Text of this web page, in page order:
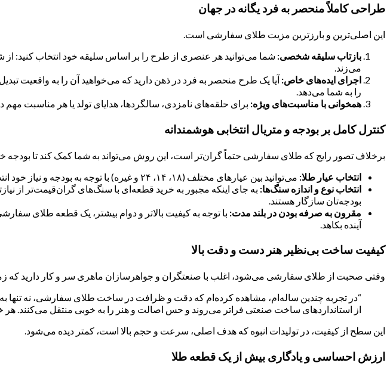
طراحی کاملاً منحصر به فرد یگانه در جهان
این اصلی‌ترین و بارزترین مزیت طلای سفارشی است.
بازتاب سلیقه شخصی: شما می‌توانید هر عنصری از طرح را بر اساس سلیقه خود انتخاب کنید: از
می‌زند.
اجرای ایده‌های خاص: آیا یک طرح منحصر به فرد در ذهن دارید که می‌خواهید آن را به واقعیت
را به شما می‌دهد.
همخوانی با مناسبت‌های ویژه: برای حلقه‌های نامزدی، سالگردها، هدایای تولد یا هر مناسبت
کنترل کامل بر بودجه و متریال انتخابی هوشمندانه
برخلاف تصور رایج که طلای سفارشی حتماً گران‌تر است، این روش می‌تواند به شما کمک کند تا بودجه خود
انتخاب عیار طلا: می‌توانید بین عیارهای مختلف (۱۸، ۱۴، ۲۴ و غیره) با توجه به بودجه و نیاز خود انتخاب کنید.
انتخاب نوع و اندازه سنگ‌ها: به جای اینکه مجبور به خرید قطعه‌ای با سنگ‌های گران‌قیمت‌تر از
بودجه‌تان سازگار هستند.
مقرون به صرفه بودن در بلند مدت: با توجه به کیفیت بالاتر و دوام بیشتر، یک قطعه طلای
آینده بکاهد.
کیفیت ساخت بی‌نظیر هنر دست و دقت بالا
وقتی صحبت از طلای سفارشی می‌شود، اغلب با صنعتگران و جواهرسازان ماهری سر و کار دارید
“در تجربه چندین ساله‌ام، مشاهده کرده‌ام که دقت و ظرافت در ساخت طلای سفارشی، نه تنها
از استانداردهای ساخت صنعتی فراتر می‌روند و حس اصالت و هنر را به خوبی منتقل
این سطح از کیفیت، در تولیدات انبوه که هدف اصلی، سرعت و حجم بالا است، کمتر دیده می‌شود.
ارزش احساسی و یادگاری بیش از یک قطعه طلا